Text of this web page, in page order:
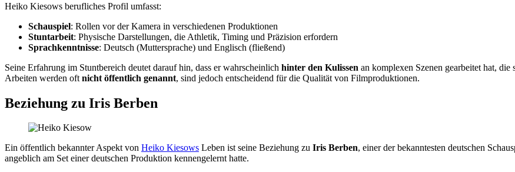
Heiko Kiesows berufliches Profil umfasst:
Schauspiel: Rollen vor der Kamera in verschiedenen Produktionen
Stuntarbeit: Physische Darstellungen, die Athletik, Timing und Präzision erfordern
Sprachkenntnisse: Deutsch (Muttersprache) und Englisch (fließend)
Seine Erfahrung im Stuntbereich deutet darauf hin, dass er wahrscheinlich hinter den Kulissen an komplexen Szenen gearbeitet hat,
Arbeiten werden oft nicht öffentlich genannt, sind jedoch entscheidend für die Qualität von Filmproduktionen.
Beziehung zu Iris Berben
Ein öffentlich bekannter Aspekt von Heiko Kiesows Leben ist seine Beziehung zu Iris Berben, einer der bekanntesten deutschen
angeblich am Set einer deutschen Produktion kennengelernt hatte.